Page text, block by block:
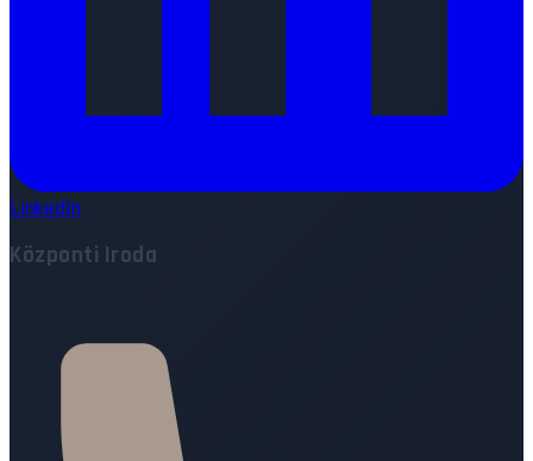
LinkedIn
Központi Iroda